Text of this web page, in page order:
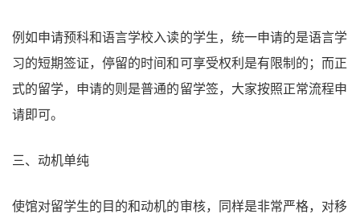
例如申请预科和语言学校入读的学生，统一申请的是语言学
习的短期签证，停留的时间和可享受权利是有限制的；而正
式的留学，申请的则是普通的留学签，大家按照正常流程申
请即可。
三、动机单纯
使馆对留学生的目的和动机的审核，同样是非常严格，对移